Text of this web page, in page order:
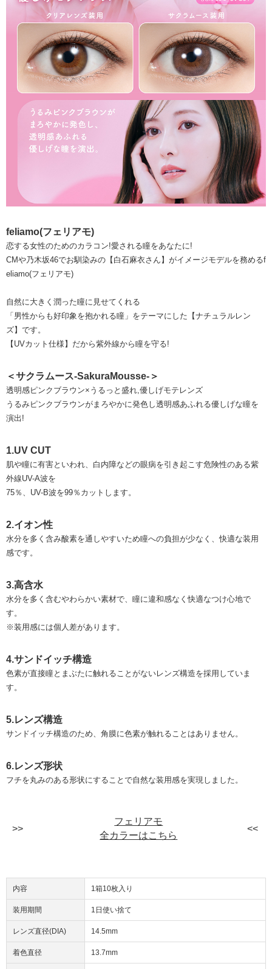
feliamo(フェリアモ)
恋する女性のためのカラコン!愛される瞳をあなたに!
CMや乃木坂46でお馴染みの【白石麻衣さん】がイメージモデルを務めるf
eliamo(フェリアモ)
自然に大きく潤った瞳に見せてくれる
「男性からも好印象を抱かれる瞳」をテーマにした【ナチュラルレン
ズ】です。
【UVカット仕様】だから紫外線から瞳を守る!
＜サクラムース-SakuraMousse-＞
透明感ピンクブラウン×うるっと盛れ,優しげモテレンズ
うるみピンクブラウンがまろやかに発色し透明感あふれる優しげな瞳を
演出!
1.UV CUT
肌や瞳に有害といわれ、白内障などの眼病を引き起こす危険性のある紫
外線UV-A波を
75％、UV-B波を99％カットします。
2.イオン性
水分を多く含み酸素を通しやすいため瞳への負担が少なく、快適な装用
感です。
3.高含水
水分を多く含むやわらかい素材で、瞳に違和感なく快適なつけ心地で
す。
※装用感には個人差があります。
4.サンドイッチ構造
色素が直接瞳とまぶたに触れることがないレンズ構造を採用していま
す。
5.レンズ構造
サンドイッチ構造のため、角膜に色素が触れることはありません。
6.レンズ形状
フチを丸みのある形状にすることで自然な装用感を実現しました。
フェリアモ
全カラーはこちら
内容 1箱10枚入り
装用期間 1日使い捨て
レンズ直径(DIA) 14.5mm
着色直径 13.7mm